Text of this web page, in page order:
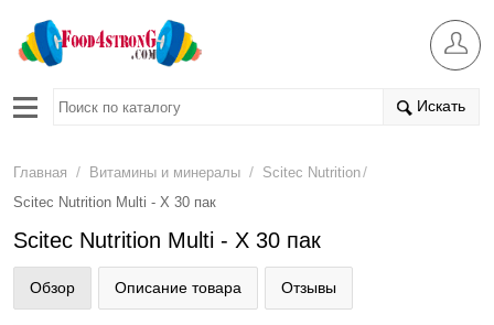
Искать
Главная / Витамины и минералы / Scitec Nutrition/
Scitec Nutrition Multi - X 30 пак
Scitec Nutrition Multi - X 30 пак
Обзор Описание товара Отзывы